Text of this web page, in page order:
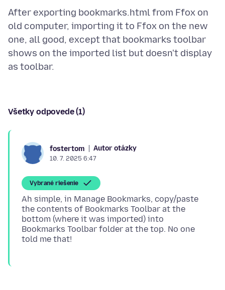
After exporting bookmarks.html from Ffox on
old computer, importing it to Ffox on the new
one, all good, except that bookmarks toolbar
shows on the imported list but doesn't display
Všetky odpovede (1)
fostertom Autor otázky
10. 7. 2025 6:47
Vybrané riešenie
Ah simple, in Manage Bookmarks, copy/paste
the contents of Bookmarks Toolbar at the
bottom (where it was imported) into
Bookmarks Toolbar folder at the top. No one